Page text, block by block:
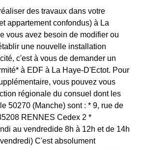
des travaux dans votre
appartement confondus) à La
vous avez besoin de modifier ou
une nouvelle installation
c'est à vous de demander un
à EDF à La Haye-D'Ectot. Pour
vous pouvez vous
régionale du consuel dont les
50270 (Manche) sont : * 9, rue de
RENNES Cedex 2 *
au vendredide 8h à 12h et de 14h
C'est absolument